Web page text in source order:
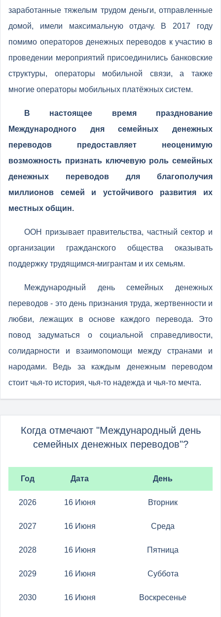
заработанные тяжелым трудом деньги, отправленные
домой, имели максимальную отдачу. В 2017 году
помимо операторов денежных переводов к участию в
проведении мероприятий присоединились банковские
структуры, операторы мобильной связи, а также
многие операторы мобильных платёжных систем.
В настоящее время празднование
Международного дня семейных денежных
переводов предоставляет неоценимую
возможность признать ключевую роль семейных
денежных переводов для благополучия
миллионов семей и устойчивого развития их
местных общин.
ООН призывает правительства, частный сектор и
организации гражданского общества оказывать
поддержку трудящимся-мигрантам и их семьям.
Международный день семейных денежных
переводов - это день признания труда, жертвенности и
любви, лежащих в основе каждого перевода. Это
повод задуматься о социальной справедливости,
солидарности и взаимопомощи между странами и
народами. Ведь за каждым денежным переводом
стоит чья-то история, чья-то надежда и чья-то мечта.
Когда отмечают "Международный день
семейных денежных переводов"?
Год Дата День
2026 16 Июня Вторник
2027 16 Июня Среда
2028 16 Июня Пятница
2029 16 Июня Суббота
2030 16 Июня Воскресенье